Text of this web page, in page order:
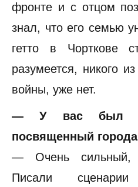
фронте и с отцом
знал, что его семью
гетто в Чорткове
разумеется, никого
войны, уже нет.
— У вас был
посвященный
— Очень сильный,
Писали